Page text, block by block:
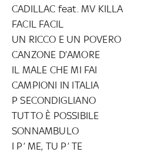
CADILLAC feat. MV KILLA
FACIL FACIL
UN RICCO E UN POVERO
CANZONE D’AMORE
IL MALE CHE MI FAI
CAMPIONI IN ITALIA
P SECONDIGLIANO
TUTTO È POSSIBILE
SONNAMBULO
I P’ ME, TU P’ TE